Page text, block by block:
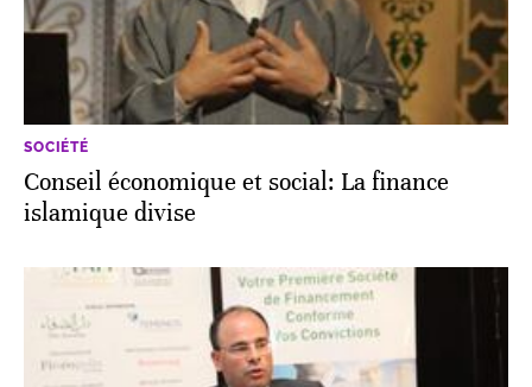
SOCIÉTÉ
Conseil économique et social: La finance
islamique divise